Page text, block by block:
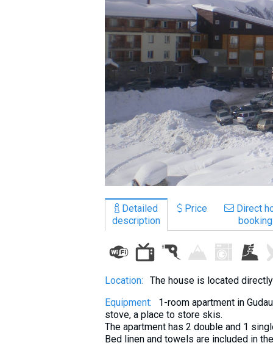
Detailed
description
Price
Direct
booking
Location:
The house is located
Equipment:
1-room apartment in
stove, a place to store skis.
The apartment has 2 double and 1
Bed linen and towels are included in
LODGING
About Georgia
What to drink?
Mobile phones